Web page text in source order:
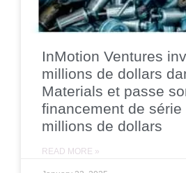
InMotion Ventures
millions de dollars
Materials et passe
financement de série
millions de dollars
READ MORE »